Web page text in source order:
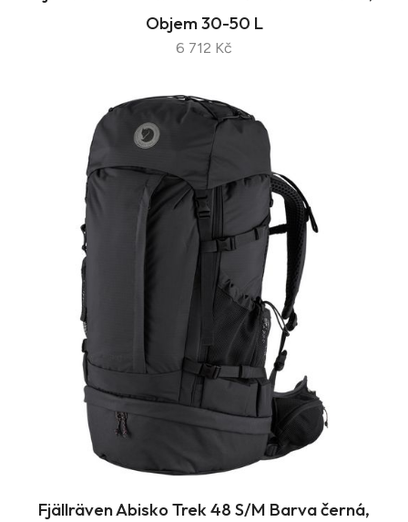
Objem 30-50 L
6 712 Kč
Fjällräven Abisko Trek 48 S/M Barva černá,